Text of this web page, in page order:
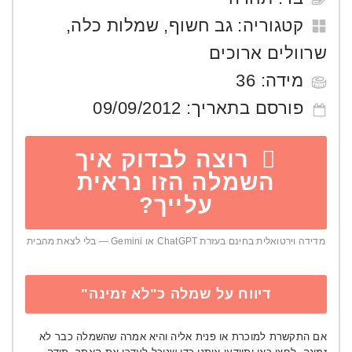
קטגוריה: גב חשוף, שמלות כלה,
שרוולים ארוכים
מידה: 36
פורסם בתאריך: 09/09/2012
רוצה לבדוק איך
השמלה הזו נראית
עלייך?
מדידה וירטואלית בחינם בעזרת ChatGPT או Gemini — בלי לצאת מהבית
דיווח על שמלה כ"לא זמינה"
אם התקשרת למוכרת או פנית אליה והיא אמרה שהשמלה כבר לא